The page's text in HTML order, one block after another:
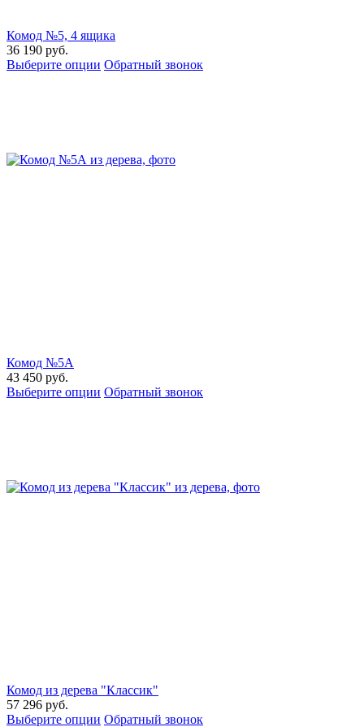
Комод №5, 4 ящика
36 190 руб.
Выберите опции Обратный звонок
Комод №5А
43 450 руб.
Выберите опции Обратный звонок
Комод из дерева "Классик"
57 296 руб.
Выберите опции Обратный звонок